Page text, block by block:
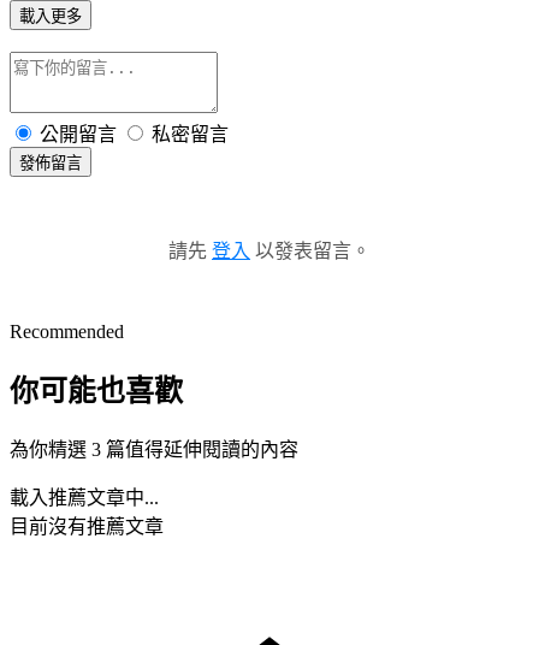
載入更多
公開留言 私密留言
發佈留言
請先 登入 以發表留言。
Recommended
你可能也喜歡
為你精選 3 篇值得延伸閱讀的內容
載入推薦文章中...
目前沒有推薦文章